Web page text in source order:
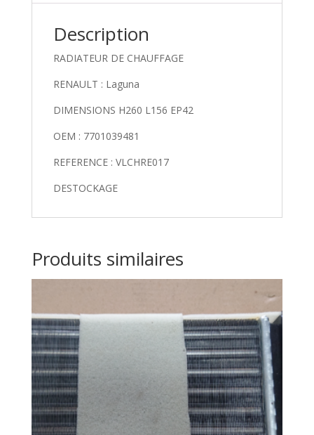
Description
RADIATEUR DE CHAUFFAGE
RENAULT : Laguna
DIMENSIONS H260 L156 EP42
OEM : 7701039481
REFERENCE : VLCHRE017
DESTOCKAGE
Produits similaires